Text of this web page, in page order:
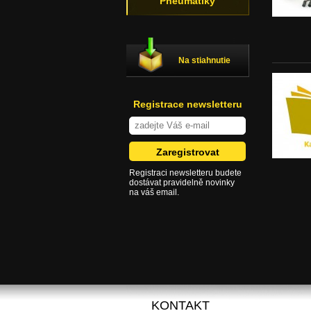
Na stiahnutie
Registrace newsletteru
Registraci newsletteru budete
dostávat pravidelně novinky
na váš email.
KONTAKT